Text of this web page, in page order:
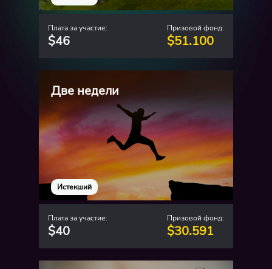
Плата за участие:
$46
Призовой фонд:
$51.100
Две недели
Истекший
Плата за участие:
$40
Призовой фонд:
$30.591